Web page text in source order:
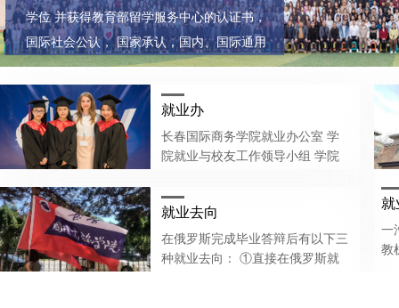
学位 并获得教育部留学服务中心的认证书，
国际社会公认， 国家承认，国内、国际通用
就业办
长春国际商务学院就业办公室 学
院就业与校友工作领导小组 学院
指导小组 组长：赵君御 成员：刘
春雨、张世洋、李求实、盛中林
学院就业办公室 办公室主任：王
玉田 成员：刘春雨、张世洋、李
就业去向
在俄罗斯完成毕业答辩后有以下三
种就业去向： ①直接在俄罗斯就
就
一
教